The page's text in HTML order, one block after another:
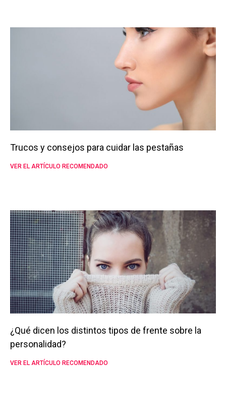
Trucos y consejos para cuidar las pestañas
VER EL ARTÍCULO RECOMENDADO
¿Qué dicen los distintos tipos de frente sobre la
personalidad?
VER EL ARTÍCULO RECOMENDADO